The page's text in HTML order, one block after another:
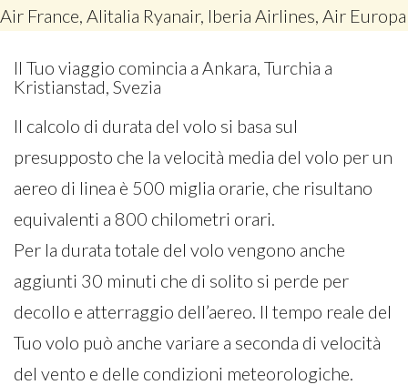
Air France, Alitalia Ryanair, Iberia Airlines, Air Europa
Il Tuo viaggio comincia a Ankara, Turchia a
Kristianstad, Svezia
Il calcolo di durata del volo si basa sul
presupposto che la velocità media del volo per un
aereo di linea è 500 miglia orarie, che risultano
equivalenti a 800 chilometri orari.
Per la durata totale del volo vengono anche
aggiunti 30 minuti che di solito si perde per
decollo e atterraggio dell’aereo. Il tempo reale del
Tuo volo può anche variare a seconda di velocità
del vento e delle condizioni meteorologiche.